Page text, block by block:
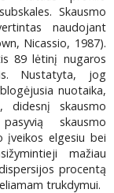
Skausmo
naudojant
Nicassio, 1987).
89 lėtinį nugaros
Nustatyta, jog
nuotaika,
didesnį skausmo
skausmo
įveikos elgesiu bei
mažiau
procentą
trukdymui.